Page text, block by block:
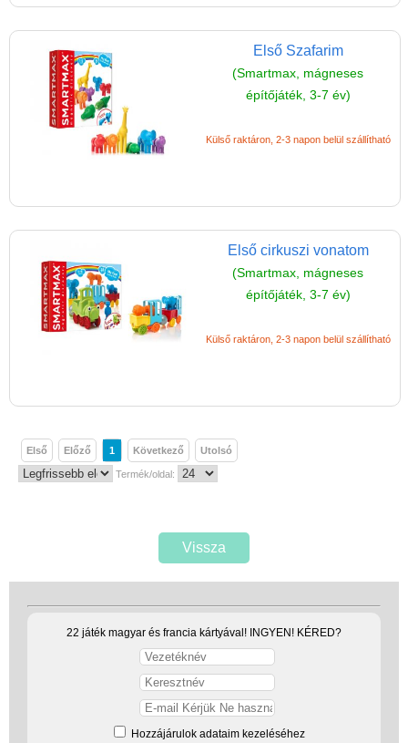
Első Szafarim
(Smartmax, mágneses
építőjáték, 3-7 év)
Külső raktáron, 2-3 napon belül szállítható
Első cirkuszi vonatom
(Smartmax, mágneses
építőjáték, 3-7 év)
Külső raktáron, 2-3 napon belül szállítható
Első Előző 1 Következő Utolsó
Termék/oldal:
Vissza
22 játék magyar és francia kártyával! INGYEN! KÉRED?
Hozzájárulok adataim kezeléséhez